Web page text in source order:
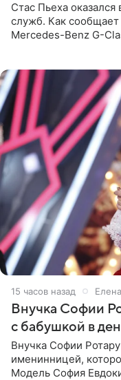
Стас Пьеха
служб. Как сообщает
Mercedes-Benz G-
15 часов назад
Внучка Софии
с бабушкой в
Внучка Софии
именинницей,
Модель София